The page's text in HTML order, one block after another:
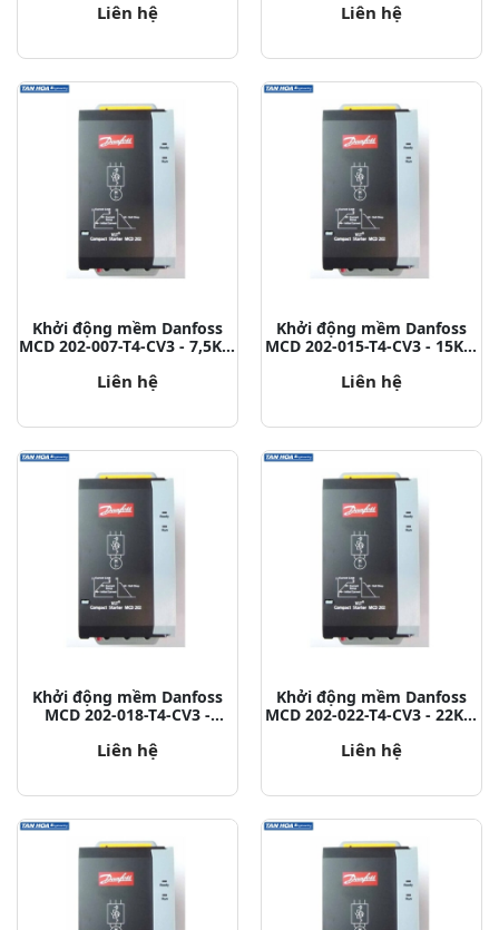
Liên hệ Liên hệ
Khởi động mềm Danfoss
MCD 202-007-T4-CV3 - 7,5KW
Liên hệ
Khởi động mềm Danfoss
MCD 202-015-T4-CV3 - 15KW
Liên hệ
Khởi động mềm Danfoss
MCD 202-018-T4-CV3 -
Liên hệ
Khởi động mềm Danfoss
MCD 202-022-T4-CV3 - 22KW
Liên hệ